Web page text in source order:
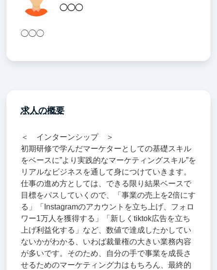
◯◯◯
◯◯◯
求人の概要
＜ インターンシップ ＞
初期研修で学んだマーケターとしての基礎スキル
をベースに”より実践的なマーケティングスキル”を
リアルなビジネスを通して身につけていきます。
仕事の進め方としては、できる限り結果ベースで
目標をパスしていくので、「事業の売上を2倍にす
る」「Instagramのアカウントを立ち上げ、フォロ
ワー1万人を獲得する」「新しくtiktok広告を立ち
上げ利益化する」など、数値で達成したかしてい
ないかがわかる、いわば裁量権の大きい業務内容
が多いです。そのため、自分の手で事業を成長さ
せるためのマーケティング力はもちろん、最終的